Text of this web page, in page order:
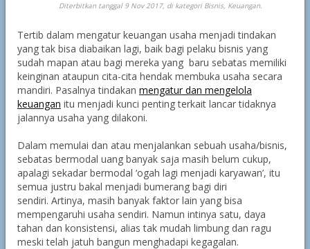
Diterbitkan tanggal 9 Nov 2017, di kategori Bisnis, Keuangan.
Tertib dalam mengatur keuangan usaha menjadi tindakan
yang tak bisa diabaikan lagi, baik bagi pelaku bisnis yang
sudah mapan atau bagi mereka yang baru sebatas memiliki
keinginan ataupun cita-cita hendak membuka usaha secara
mandiri. Pasalnya tindakan mengatur dan mengelola
keuangan itu menjadi kunci penting terkait lancar tidaknya
jalannya usaha yang dilakoni.
Dalam memulai dan atau menjalankan sebuah usaha/bisnis,
sebatas bermodal uang banyak saja masih belum cukup,
apalagi sekadar bermodal ‘ogah lagi menjadi karyawan’, itu
semua justru bakal menjadi bumerang bagi diri
sendiri. Artinya, masih banyak faktor lain yang bisa
mempengaruhi usaha sendiri. Namun intinya satu, daya
tahan dan konsistensi, alias tak mudah limbung dan ragu
meski telah jatuh bangun menghadapi kegagalan.